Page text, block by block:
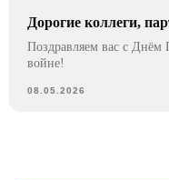
Дорогие коллеги,
Поздравляем вас с Днём
войне!
08.05.2026